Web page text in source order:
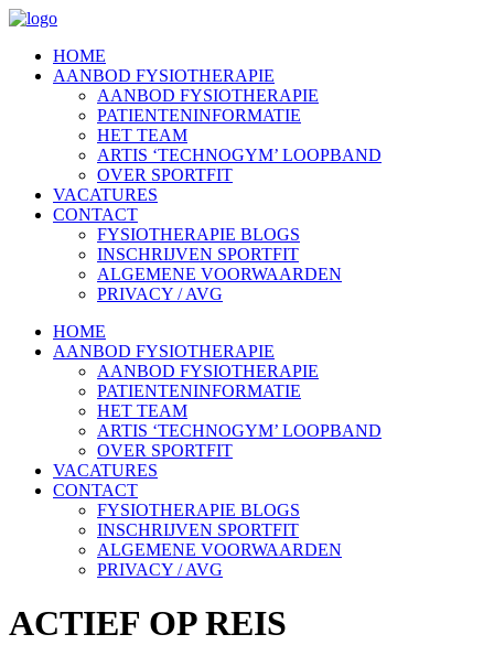
HOME
AANBOD FYSIOTHERAPIE
AANBOD FYSIOTHERAPIE
PATIENTENINFORMATIE
HET TEAM
ARTIS ‘TECHNOGYM’ LOOPBAND
OVER SPORTFIT
VACATURES
CONTACT
FYSIOTHERAPIE BLOGS
INSCHRIJVEN SPORTFIT
ALGEMENE VOORWAARDEN
PRIVACY / AVG
HOME
AANBOD FYSIOTHERAPIE
AANBOD FYSIOTHERAPIE
PATIENTENINFORMATIE
HET TEAM
ARTIS ‘TECHNOGYM’ LOOPBAND
OVER SPORTFIT
VACATURES
CONTACT
FYSIOTHERAPIE BLOGS
INSCHRIJVEN SPORTFIT
ALGEMENE VOORWAARDEN
PRIVACY / AVG
ACTIEF OP REIS